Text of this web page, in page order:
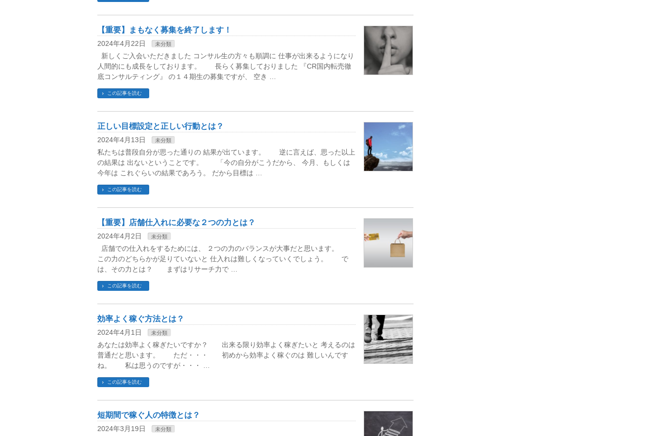
【重要】まもなく募集を終了します！
2024年4月22日 未分類
新しくご入会いただきました コンサル生の方々も順調に 仕事が出来るようになり
人間的にも成長をしております。 長らく募集しておりました 『CR国内転売徹
底コンサルティング』 の１４期生の募集ですが、 空き …
この記事を読む
正しい目標設定と正しい行動とは？
2024年4月13日 未分類
私たちは普段自分が思った通りの 結果が出ています。 逆に言えば、思った以上
の結果は 出ないということです。 「今の自分がこうだから、 今月、もしくは
今年は これぐらいの結果であろう。 だから目標は …
この記事を読む
【重要】店舗仕入れに必要な２つの力とは？
2024年4月2日 未分類
店舗での仕入れをするためには、 ２つの力のバランスが大事だと思います。
この力のどちらかが足りていないと 仕入れは難しくなっていくでしょう。 で
は、その力とは？ まずはリサーチ力で …
この記事を読む
効率よく稼ぐ方法とは？
2024年4月1日 未分類
あなたは効率よく稼ぎたいですか？ 出来る限り効率よく稼ぎたいと 考えるのは
普通だと思います。 ただ・・・ 初めから効率よく稼ぐのは 難しいんです
ね。 私は思うのですが・・・ …
この記事を読む
短期間で稼ぐ人の特徴とは？
2024年3月19日 未分類